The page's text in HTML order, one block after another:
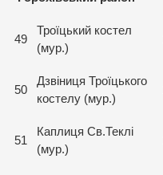
49
Троїцький костел
(мур.)
50
Дзвіниця Троїцького
костелу (мур.)
51
Каплиця Св.Теклі
(мур.)